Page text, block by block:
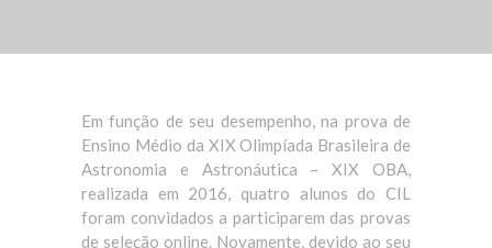
Em função de seu desempenho, na prova de
Ensino Médio da XIX Olimpíada Brasileira de
Astronomia e Astronáutica – XIX OBA,
realizada em 2016, quatro alunos do CIL
foram convidados a participarem das provas
de seleção online. Novamente, devido ao seu